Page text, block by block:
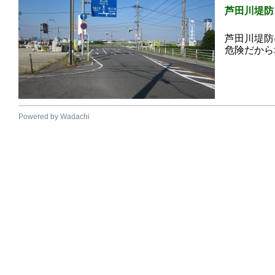
芦田川堤防
芦田川堤
危険だか
Powered by Wadachi